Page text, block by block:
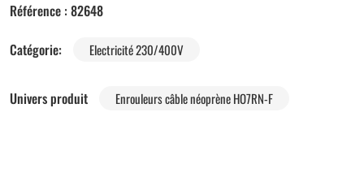
Référence : 82648
Catégorie:
Electricité 230/400V
Univers produit Enrouleurs câble néoprène HO7RN-F